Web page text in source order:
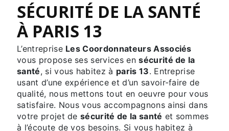
SÉCURITÉ DE LA SANTÉ
À PARIS 13
L’entreprise Les Coordonnateurs Associés
vous propose ses services ensécurité de la
santé, si vous habitez à paris 13. Entreprise
usant d’une expérience et d’un savoir-faire de
qualité, nous mettons tout en oeuvre pour vous
satisfaire. Nous vous accompagnons ainsi dans
votre projet desécurité de la santé et sommes
à l’écoute de vos besoins. Si vous habitez à